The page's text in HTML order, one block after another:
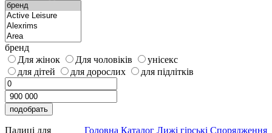
бренд
Для жінок
Для чоловіків
унісекс
для дітей
для дорослих для підлітків
Палиці для
Головна Каталог Лижі гірські Спорядження